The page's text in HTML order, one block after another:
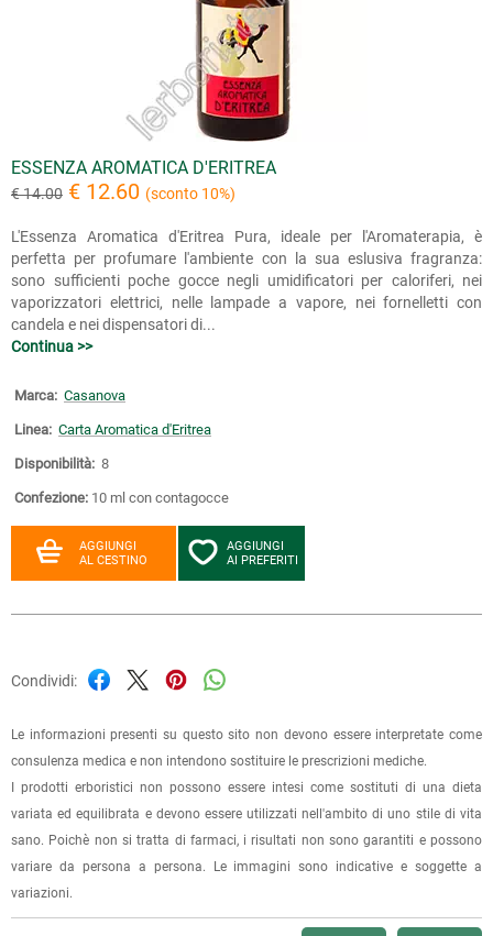
ESSENZA AROMATICA D'ERITREA
€ 14.00 € 12.60 (sconto 10%)
L'Essenza Aromatica d'Eritrea Pura, ideale per l'Aromaterapia, è
perfetta per profumare l'ambiente con la sua eslusiva fragranza:
sono sufficienti poche gocce negli umidificatori per caloriferi, nei
vaporizzatori elettrici, nelle lampade a vapore, nei fornelletti con
candela e nei dispensatori di...
Continua >>
Marca: Casanova
Linea: Carta Aromatica d'Eritrea
Disponibilità: 8
Confezione: 10 ml con contagocce
AGGIUNGI
AL CESTINO
AGGIUNGI
AI PREFERITI
Condividi:
Le informazioni presenti su questo sito non devono essere interpretate come
consulenza medica e non intendono sostituire le prescrizioni mediche.
I prodotti erboristici non possono essere intesi come sostituti di una dieta
variata ed equilibrata e devono essere utilizzati nell'ambito di uno stile di vita
sano. Poichè non si tratta di farmaci, i risultati non sono garantiti e possono
variare da persona a persona. Le immagini sono indicative e soggette a
variazioni.